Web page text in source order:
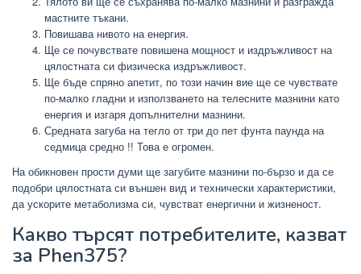
мастните тъкани.
Повишава нивото на енергия.
Ще се почувствате повишена мощност и издръжливост на
цялостната си физическа издръжливост.
Ще бъде спряно апетит, по този начин вие ще се чувствате
по-малко гладни и използването на телесните мазнини като
енергия и изгаря допълнителни мазнини.
Средната загуба на тегло от три до пет фунта паунда на
седмица средно !! Това е огромен.
На обикновен прости думи ще загубите мазнини по-бързо и да се
подобри цялостната си външен вид и технически характеристики,
да ускорите метаболизма си, чувстват енергични и жизненост.
Какво търсят потребителите, казват
за Phen375?